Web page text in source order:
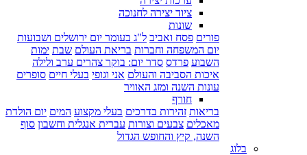
ציוד יצירה לחנוכה
שונות
פורים פסח ואביב ל"ג בעומר יום ירושלים ושבועות
יום המשפחה וחברות בריאת העולם שבת ימות
השבוע פרדס סדר יום: בוקר צהרים ערב ולילה
איכות הסביבה והעולם אני וגופי בעלי חיים סופרים
עונות השנה ומזג האוויר
חורף
בריאות זהירות בדרכים בעלי מקצוע המים יום הולדת
מאכלים צבעים וצורות עברית אנגלית וחשבון סוף
השנה, קיץ והחופש הגדול
בלוג